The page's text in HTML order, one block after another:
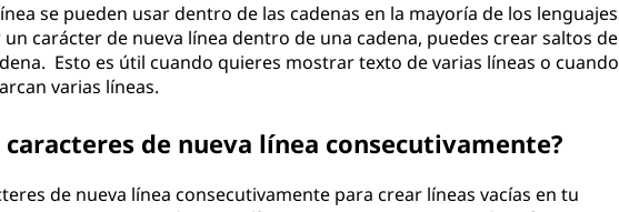
se pueden usar dentro de las cadenas en la mayoría de los lenguajes
carácter de nueva línea dentro de una cadena, puedes crear saltos de
Esto es útil cuando quieres mostrar texto de varias líneas o cuando
varias líneas.
de nueva línea consecutivamente?
de nueva línea consecutivamente para crear líneas vacías en tu